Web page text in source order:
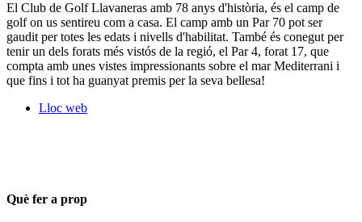
El Club de Golf Llavaneras amb 78 anys d'història, és el camp de
golf on us sentireu com a casa. El camp amb un Par 70 pot ser
gaudit per totes les edats i nivells d'habilitat. També és conegut per
tenir un dels forats més vistós de la regió, el Par 4, forat 17, que
compta amb unes vistes impressionants sobre el mar Mediterrani i
que fins i tot ha guanyat premis per la seva bellesa!
Lloc web
Què fer a prop